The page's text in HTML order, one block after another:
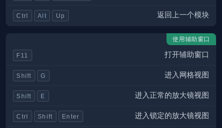
Ctrl Alt Up 返回上一个模块
使用辅助窗口
F11 打开辅助窗口
Shift G 进入网格视图
Shift E 进入正常的放大镜视图
Ctrl Shift Enter 进入锁定的放大镜视图